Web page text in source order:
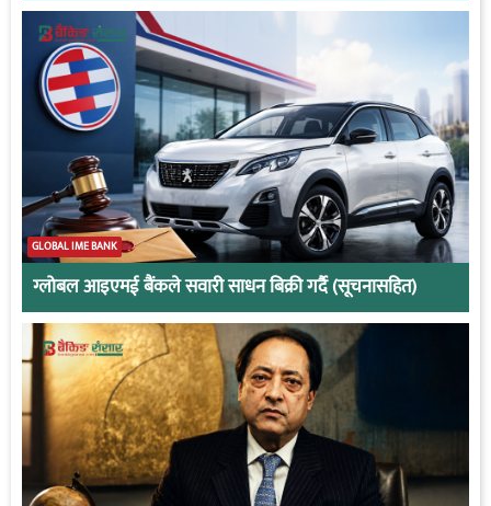
GLOBAL IME BANK
ग्लोबल आइएमई बैंकले सवारी साधन बिक्री गर्दै (सूचनासहित)